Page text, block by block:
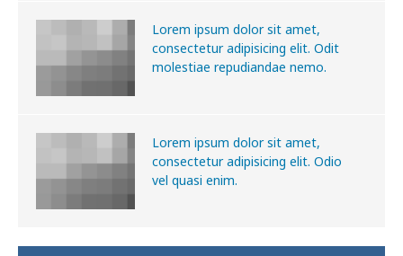
Lorem ipsum dolor sit amet,
consectetur adipisicing elit. Odit
molestiae repudiandae nemo.
Lorem ipsum dolor sit amet,
consectetur adipisicing elit. Odio
vel quasi enim.